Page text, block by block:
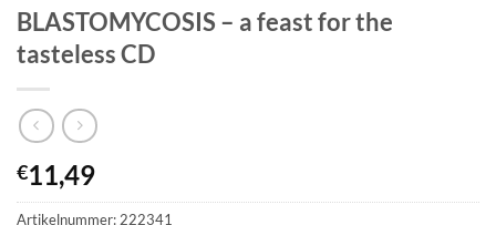
BLASTOMYCOSIS – a feast for the
tasteless CD
€11,49
Artikelnummer: 222341